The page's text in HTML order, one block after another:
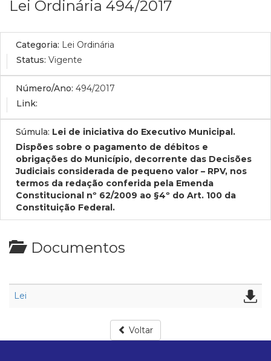
Lei Ordinária 494/2017
Categoria: Lei Ordinária
Status: Vigente
Número/Ano: 494/2017
Link:
Súmula: Lei de iniciativa do Executivo Municipal.
Dispões sobre o pagamento de débitos e
obrigações do Município, decorrente das Decisões
Judiciais considerada de pequeno valor – RPV, nos
termos da redação conferida pela Emenda
Constitucional nº 62/2009 ao §4º do Art. 100 da
Constituição Federal.
Documentos
Lei
Voltar